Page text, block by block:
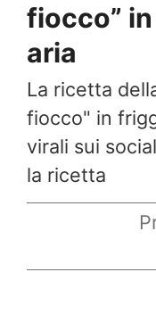
fiocco”
aria
La ricetta
fiocco" in
virali sui
la ricetta